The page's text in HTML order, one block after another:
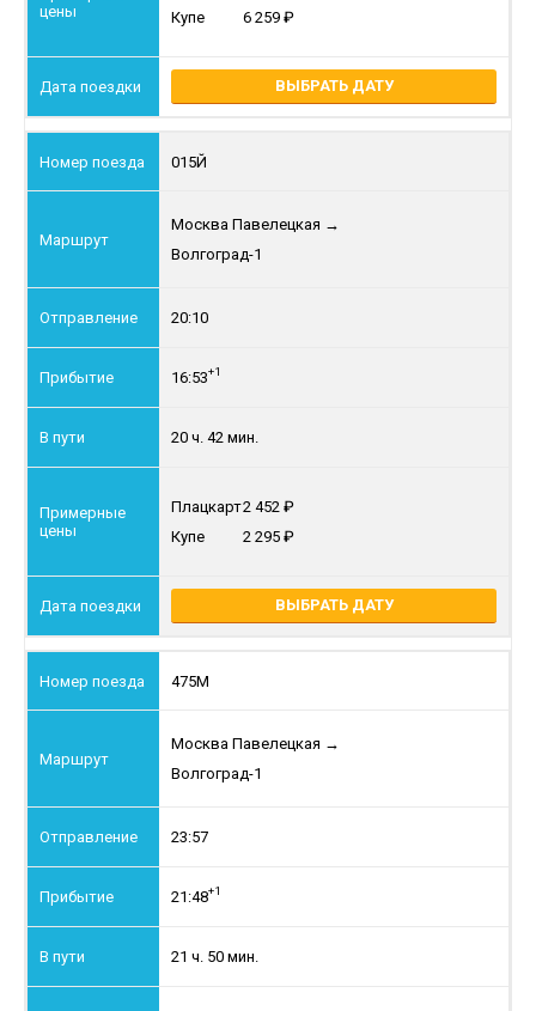
Купе
6 259
ВЫБРАТЬ ДАТУ
015Й
Москва Павелецкая →
Волгоград-1
20:10
16:53+1
20 ч. 42 мин.
Плацкарт2 452
Купе
2 295
ВЫБРАТЬ ДАТУ
475М
Москва Павелецкая →
Волгоград-1
23:57
21:48+1
21 ч. 50 мин.